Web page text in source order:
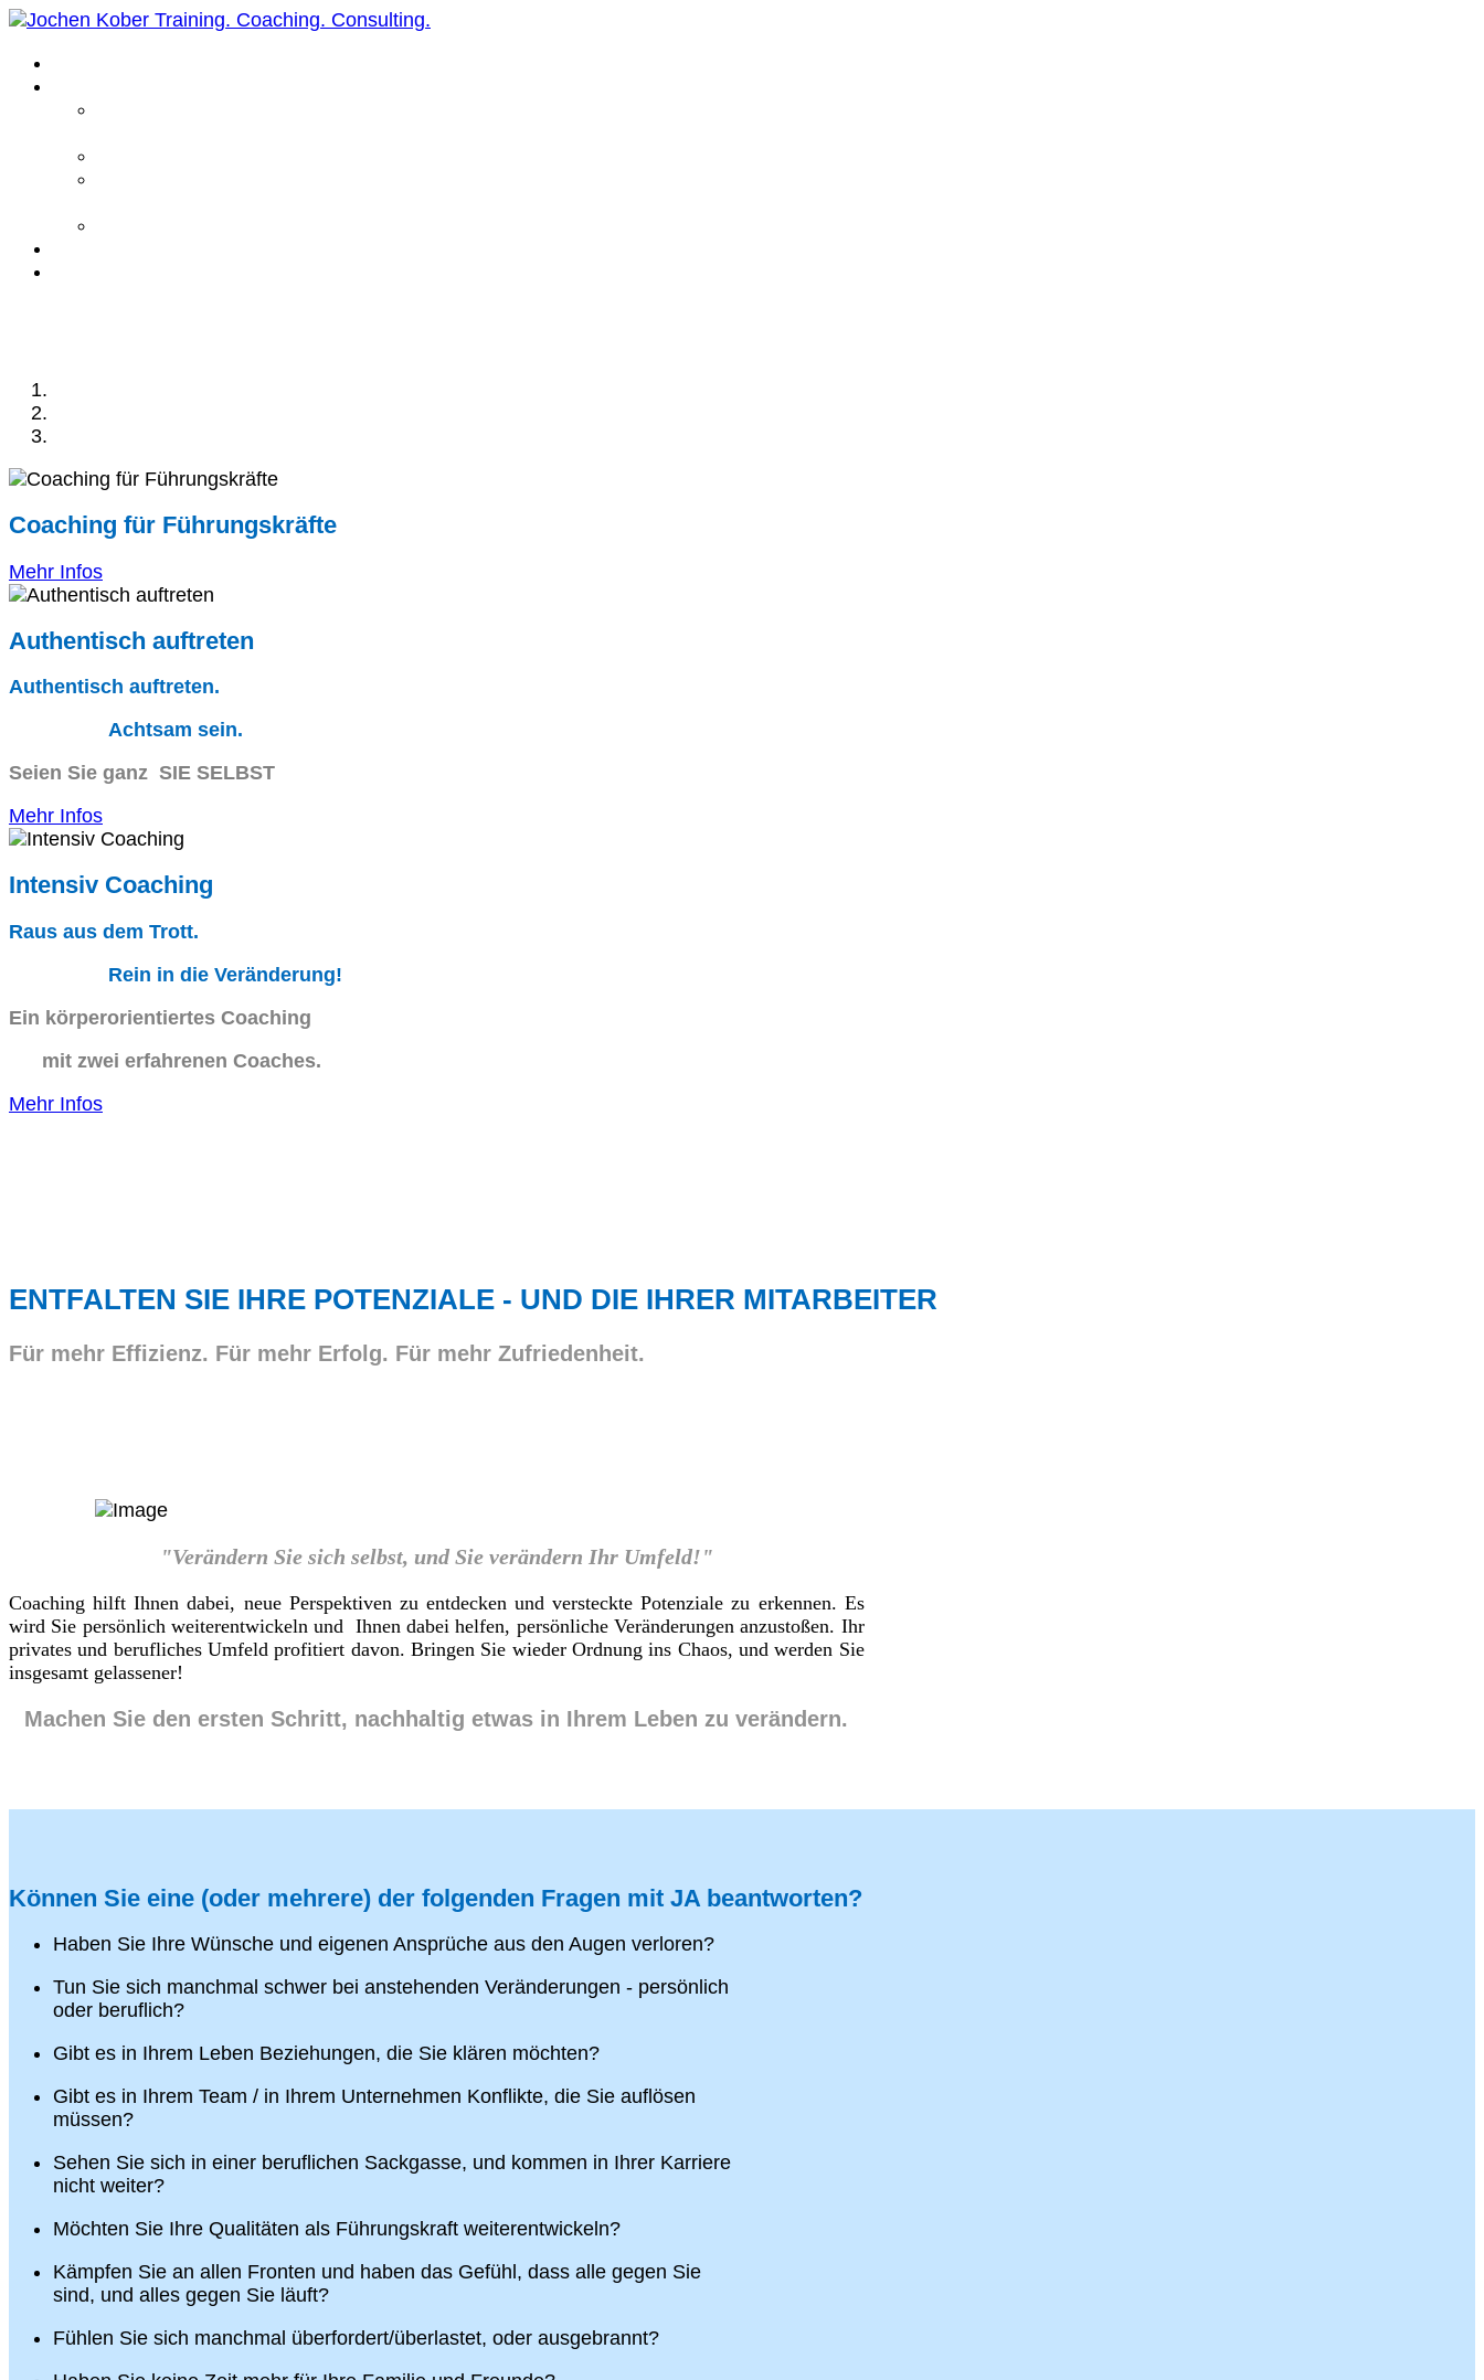
Coaching für Führungskräfte
Mehr Infos
Authentisch auftreten
Authentisch auftreten.
Achtsam sein.
Seien Sie ganz SIE SELBST
Mehr Infos
Intensiv Coaching
Raus aus dem Trott.
Rein in die Veränderung!
Ein körperorientiertes Coaching
mit zwei erfahrenen Coaches.
Mehr Infos
ENTFALTEN SIE IHRE POTENZIALE - UND DIE IHRER MITARBEITER
Für mehr Effizienz. Für mehr Erfolg. Für mehr Zufriedenheit.
"Verändern Sie sich selbst, und Sie verändern Ihr Umfeld!"
Coaching hilft Ihnen dabei, neue Perspektiven zu entdecken und versteckte Potenziale zu erkennen. Es
wird Sie persönlich weiterentwickeln und Ihnen dabei helfen, persönliche Veränderungen anzustoßen. Ihr
privates und berufliches Umfeld profitiert davon. Bringen Sie wieder Ordnung ins Chaos, und werden Sie
insgesamt gelassener!
Machen Sie den ersten Schritt, nachhaltig etwas in Ihrem Leben zu verändern.
Können Sie eine (oder mehrere) der folgenden Fragen mit JA beantworten?
Haben Sie Ihre Wünsche und eigenen Ansprüche aus den Augen verloren?
Tun Sie sich manchmal schwer bei anstehenden Veränderungen - persönlich
oder beruflich?
Gibt es in Ihrem Leben Beziehungen, die Sie klären möchten?
Gibt es in Ihrem Team / in Ihrem Unternehmen Konflikte, die Sie auflösen
müssen?
Sehen Sie sich in einer beruflichen Sackgasse, und kommen in Ihrer Karriere
nicht weiter?
Möchten Sie Ihre Qualitäten als Führungskraft weiterentwickeln?
Kämpfen Sie an allen Fronten und haben das Gefühl, dass alle gegen Sie
sind, und alles gegen Sie läuft?
Fühlen Sie sich manchmal überfordert/überlastet, oder ausgebrannt?